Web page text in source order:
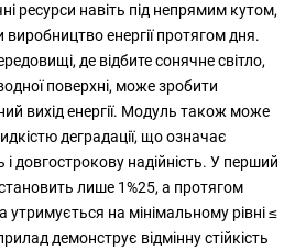
ресурси навіть під непрямим кутом,
енергії протягом дня.
де відбите сонячне світло,
поверхні, може зробити
вихід енергії. Модуль також може
деградації, що означає
і довгострокову надійність. У перший
становить лише 1%25, а протягом
утримується на мінімальному рівні ≤
демонструє відмінну стійкість